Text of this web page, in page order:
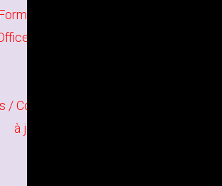
Google Apps à Auxerre
à Auxerre
/ Copyright
à jour en juin 2026